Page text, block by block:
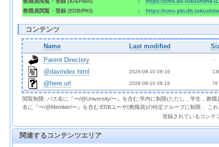
教職員閲覧・登録 (EDB/PKI)
: https://cms-
コンテンツ
Name Last modified
Parent Directory
  -
@davindex.html 2026-08-10 08:16
@here.url 2026-08-10 08:16 76
閲覧制限: パス名に『〜/@University/〜』を含む:学内に制限(ただし，学生，教
名に『〜/@Member/〜』を含む:EDBユーザ(教職員)の特定グループに制限． こ
登録されているコンテ
関連するコンテンツエリア